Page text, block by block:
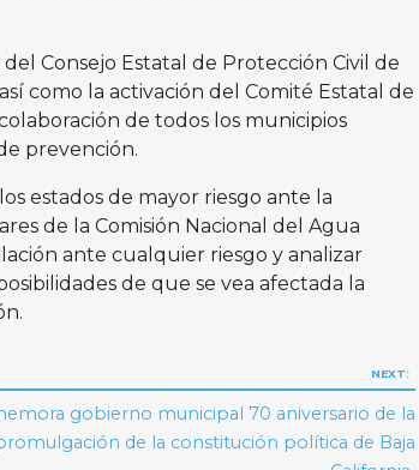
Consejo Estatal de Protección Civil de
como la activación del Comité Estatal de
de todos los municipios
prevención.
estados de mayor riesgo ante la
de la Comisión Nacional del Agua
ante cualquier riesgo y analizar
de que se vea afectada la
NEXT:
gobierno municipal 70 aniversario de la
de la constitución política de Baja